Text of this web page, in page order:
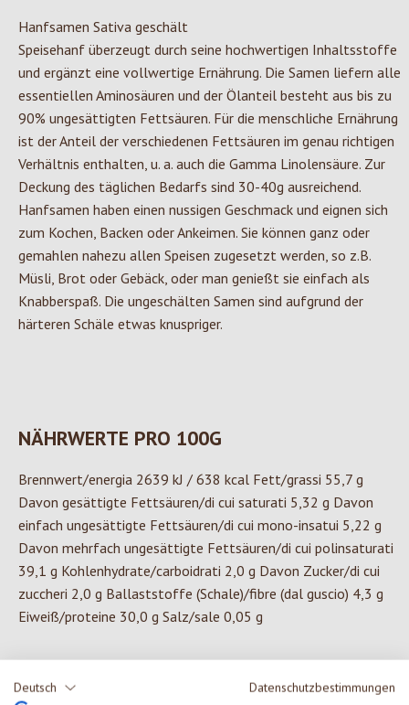
Deutsch Datenschutzbestimmungen
Hanfsamen Sativa geschält
Speisehanf überzeugt durch seine hochwertigen Inhaltsstoffe
und ergänzt eine vollwertige Ernährung. Die Samen liefern alle
essentiellen Aminosäuren und der Ölanteil besteht aus bis zu
90% ungesättigten Fettsäuren. Für die menschliche Ernährung
ist der Anteil der verschiedenen Fettsäuren im genau richtigen
Verhältnis enthalten, u. a. auch die Gamma Linolensäure. Zur
Deckung des täglichen Bedarfs sind 30-40g ausreichend.
Hanfsamen haben einen nussigen Geschmack und eignen sich
zum Kochen, Backen oder Ankeimen. Sie können ganz oder
gemahlen nahezu allen Speisen zugesetzt werden, so z.B.
Müsli, Brot oder Gebäck, oder man genießt sie einfach als
Knabberspaß. Die ungeschälten Samen sind aufgrund der
härteren Schäle etwas knuspriger.
NÄHRWERTE PRO 100G
Brennwert/energia 2639 kJ / 638 kcal Fett/grassi 55,7 g
Davon gesättigte Fettsäuren/di cui saturati 5,32 g Davon
einfach ungesättigte Fettsäuren/di cui mono-insatui 5,22 g
Davon mehrfach ungesättigte Fettsäuren/di cui polinsaturati
39,1 g Kohlenhydrate/carboidrati 2,0 g Davon Zucker/di cui
zuccheri 2,0 g Ballaststoffe (Schale)/fibre (dal guscio) 4,3 g
Eiweiß/proteine 30,0 g Salz/sale 0,05 g
ZUTATEN